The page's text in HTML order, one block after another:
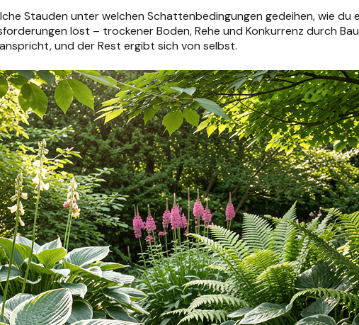
Stauden unter welchen Schattenbedingungen gedeihen, wie
löst – trockener Boden, Rehe und Konkurrenz durch
und der Rest ergibt sich von selbst.